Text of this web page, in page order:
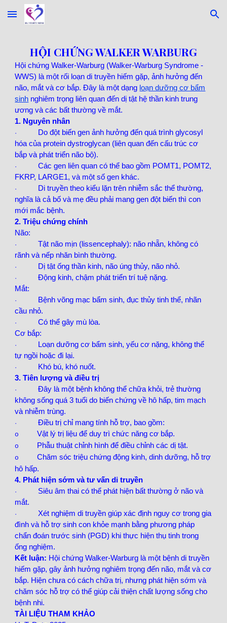
Skip to main content Skip to navigation
HỘI CHỨNG WALKER WARBURG
Hội chứng Walker-Warburg (Walker-Warburg Syndrome -
WWS) là một rối loạn di truyền hiếm gặp, ảnh hưởng đến
não, mắt và cơ bắp. Đây là một dạng loạn dưỡng cơ bẩm
sinh nghiêm trọng liên quan đến dị tật hệ thần kinh trung
ương và các bất thường về mắt.
1. Nguyên nhân
·
Do đột biến gen ảnh hưởng đến quá trình glycosyl
hóa của protein dystroglycan (liên quan đến cấu trúc cơ
bắp và phát triển não bộ).
·
Các gen liên quan có thể bao gồm POMT1, POMT2,
FKRP, LARGE1, và một số gen khác.
·
Di truyền theo kiểu lặn trên nhiễm sắc thể thường,
nghĩa là cả bố và mẹ đều phải mang gen đột biến thì con
mới mắc bệnh.
2. Triệu chứng chính
Não:
·
Tật não mịn (lissencephaly): não nhẵn, không có
rãnh và nếp nhăn bình thường.
· Dị tật ống thần kinh, não úng thủy, não nhỏ.
·
Động kinh, chậm phát triển trí tuệ nặng.
Mắt:
·
Bệnh võng mạc bẩm sinh, đục thủy tinh thể, nhãn
cầu nhỏ.
·
Có thể gây mù lòa.
Cơ bắp:
·
Loạn dưỡng cơ bẩm sinh, yếu cơ nặng, không thể
tự ngồi hoặc đi lại.
·
Khó bú, khó nuốt.
3. Tiên lượng và điều trị
·
Đây là một bệnh không thể chữa khỏi, trẻ thường
không sống quá 3 tuổi do biến chứng về hô hấp, tim mạch
và nhiễm trùng.
· Điều trị chỉ mang tính hỗ trợ, bao gồm:
o Vật lý trị liệu để duy trì chức năng cơ bắp.
o Phẫu thuật chỉnh hình để điều chỉnh các dị tật.
o
Chăm sóc triệu chứng động kinh, dinh dưỡng, hỗ trợ
hô hấp.
4. Phát hiện sớm và tư vấn di truyền
·
Siêu âm thai có thể phát hiện bất thường ở não và
mắt.
·
Xét nghiệm di truyền giúp xác định nguy cơ trong gia
đình và hỗ trợ sinh con khỏe mạnh bằng phương pháp
chẩn đoán trước sinh (PGD) khi thực hiện thụ tinh trong
ống nghiệm.
Kết luận: Hội chứng Walker-Warburg là một bệnh di truyền
hiếm gặp, gây ảnh hưởng nghiêm trọng đến não, mắt và cơ
bắp. Hiện chưa có cách chữa trị, nhưng phát hiện sớm và
chăm sóc hỗ trợ có thể giúp cải thiện chất lượng sống cho
bệnh nhi.
TÀI LIỆU THAM KHẢO